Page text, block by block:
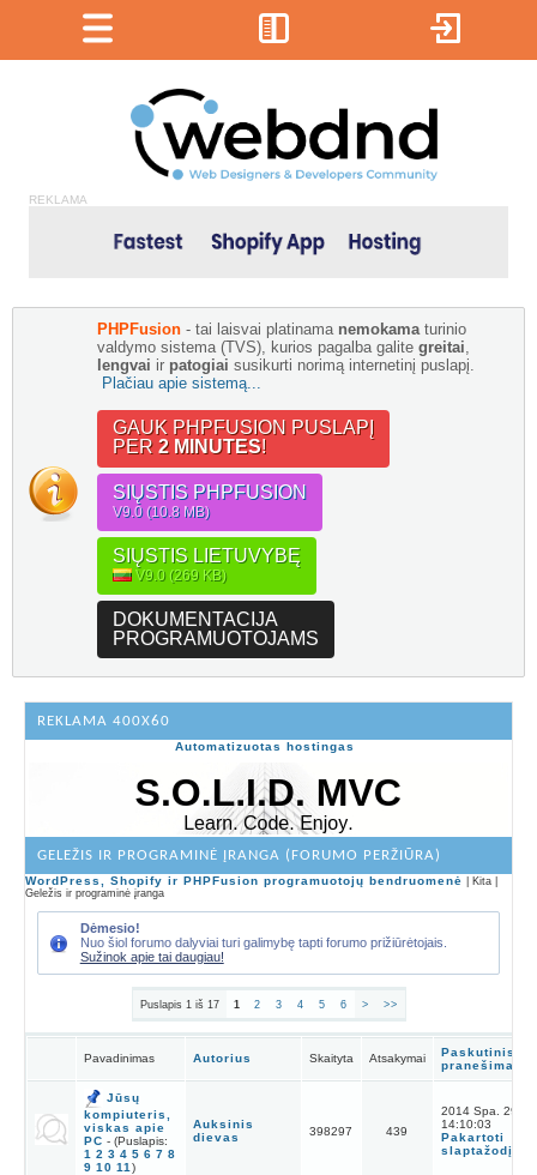
REKLAMA
PHPFusion - tai laisvai platinama nemokama turinio
valdymo sistema (TVS), kurios pagalba galite greitai
lengvai ir patogiai susikurti norimą internetinį puslapį.
Plačiau apie sistemą...
GAUK PHPFUSION PUSLAPĮ
PER 2 MINUTES!
SIŲSTIS PHPFUSION
V9.0 (10.8 MB)
SIŲSTIS LIETUVYBĘ
V9.0 (269 KB)
DOKUMENTACIJA
PROGRAMUOTOJAMS
REKLAMA 400X60
Automatizuotas hostingas
GELEŽIS IR PROGRAMINĖ ĮRANGA (FORUMO PERŽIŪRA)
WordPress, Shopify ir PHPFusion programuotojų bendruomenė | Kita |
Geležis ir programinė įranga
Dėmesio!
Nuo šiol forumo dalyviai turi galimybę tapti forumo prižiūrėtojais.
Sužinok apie tai daugiau!
Puslapis 1 iš 17 1 2 3 4 5 6 > >>
Pavadinimas Autorius Skaityta Atsakymai
Paskutinis
pranešimas
Jūsų
kompiuteris,
viskas apie
PC - (Puslapis:
1 2 3 4 5 6 7 8
9 10 11 )
Auksinis
dievas
398297 439
2014 Spa. 29
14:10:03
Pakartoti
slaptažodį